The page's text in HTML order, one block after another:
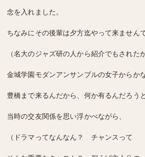
念を入れました。
ちなみにその後輩は夕方迄やって来ません
（名大のジャズ研の人から紹介でもされた
金城学園モダンアンサンブルの女子からかな
豊橋まで来るんだから、何か有るんだろうと
当時の交友関係を思い浮かべながら、
（ドラマってなんなん？ チャンスって